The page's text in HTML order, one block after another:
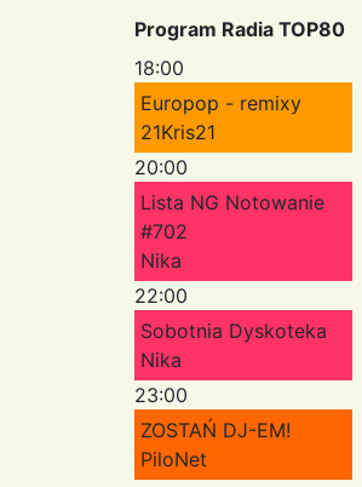
Program Radia TOP80
18:00
Europop - remixy
21Kris21
20:00
Lista NG Notowanie
#702
Nika
22:00
Sobotnia Dyskoteka
Nika
23:00
ZOSTAŃ DJ-EM!
PiloNet